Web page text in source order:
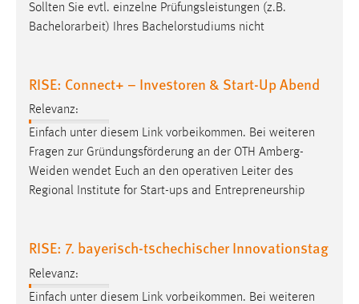
Sollten Sie evtl. einzelne Prüfungsleistungen (z.B.
Bachelorarbeit) Ihres Bachelorstudiums nicht
RISE: Connect+ – Investoren & Start-Up Abend
Relevanz:
Einfach unter diesem Link vorbeikommen. Bei weiteren
Fragen zur Gründungsförderung an der OTH Amberg-
Weiden wendet Euch an den operativen Leiter des
Regional Institute for Start-ups and Entrepreneurship
RISE: 7. bayerisch-tschechischer Innovationstag
Relevanz:
Einfach unter diesem Link vorbeikommen. Bei weiteren